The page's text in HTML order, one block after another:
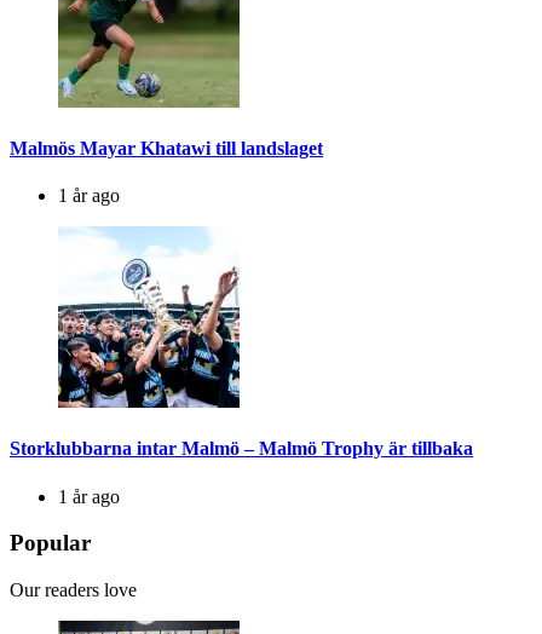
Malmös Mayar Khatawi till landslaget
1 år ago
Storklubbarna intar Malmö – Malmö Trophy är tillbaka
1 år ago
Popular
Our readers love